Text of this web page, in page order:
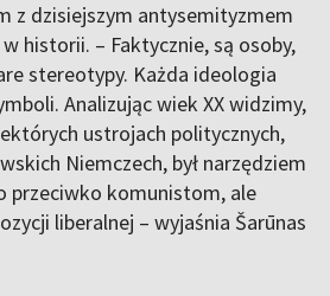
z dzisiejszym antysemityzmem
historii. – Faktycznie, są osoby,
stereotypy. Każda ideologia
Analizując wiek XX widzimy,
ustrojach politycznych,
Niemczech, był narzędziem
przeciwko komunistom, ale
liberalnej – wyjaśnia Šarūnas